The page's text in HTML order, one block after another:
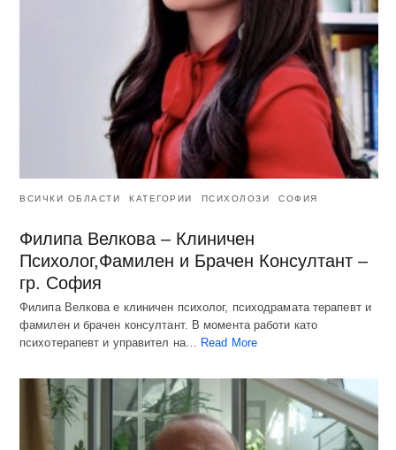
ВСИЧКИ ОБЛАСТИ КАТЕГОРИИ ПСИХОЛОЗИ СОФИЯ
Филипа Велкова – Клиничен
Психолог,Фамилен и Брачен Консултант –
гр. София
Филипа Велкова е клиничен психолог, психодрамата терапевт и
фамилен и брачен консултант. В момента работи като
психотерапевт и управител на…
Read More